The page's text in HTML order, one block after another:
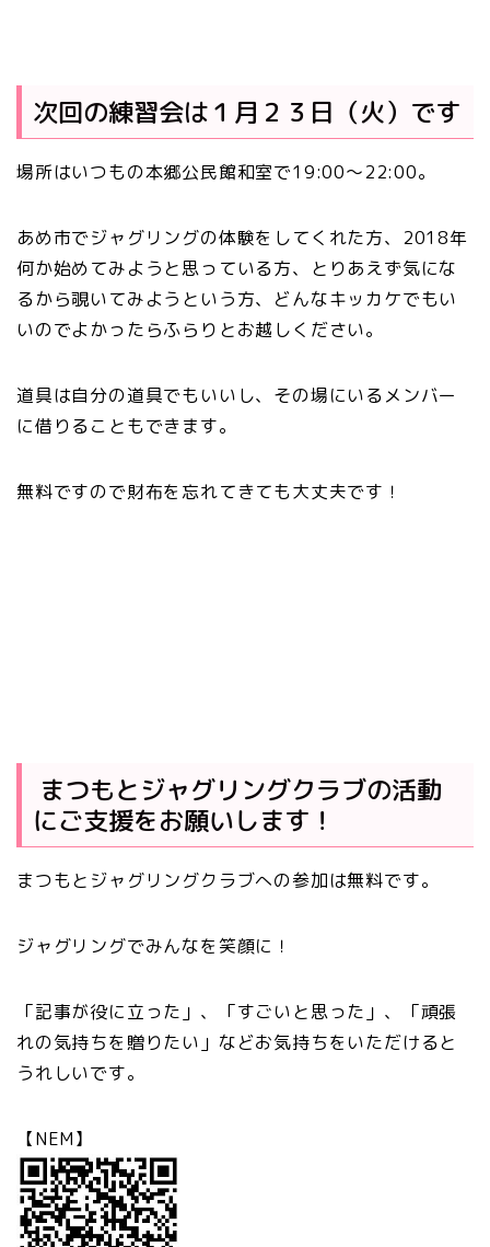
次回の練習会は１月２３日（火）です
場所はいつもの本郷公民館和室で19:00～22:00。
あめ市でジャグリングの体験をしてくれた方、2018年
何か始めてみようと思っている方、とりあえず気にな
るから覗いてみようという方、どんなキッカケでもい
いのでよかったらふらりとお越しください。
道具は自分の道具でもいいし、その場にいるメンバー
に借りることもできます。
無料ですので財布を忘れてきても大丈夫です！
まつもとジャグリングクラブの活動
にご支援をお願いします！
まつもとジャグリングクラブへの参加は無料です。
ジャグリングでみんなを笑顔に！
「記事が役に立った」、「すごいと思った」、「頑張
れの気持ちを贈りたい」などお気持ちをいただけると
うれしいです。
【NEM】